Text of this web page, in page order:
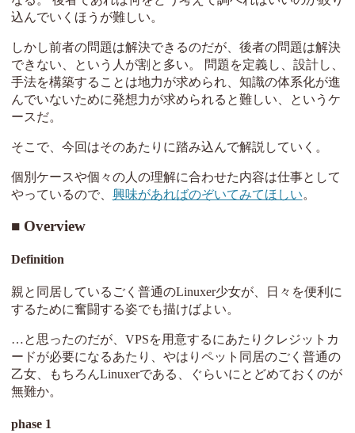
込んでいくほうが難しい。
しかし前者の問題は解決できるのだが、後者の問題は解決
できない、という人が割と多い。 問題を定義し、設計し、
手法を構築することは地力が求められ、知識の体系化が進
んでいないために発想力が求められると難しい、というケ
ースだ。
そこで、今回はそのあたりに踏み込んで解説していく。
個別ケースや個々の人の理解に合わせた内容は仕事として
やっているので、 興味があればのぞいてみてほしい。
Overview
Definition
親と同居しているごく普通のLinuxer少女が、日々を便利に
するために奮闘する姿でも描けばよい。
…と思ったのだが、VPSを用意するにあたりクレジットカ
ードが必要になるあたり、やはりペット同居のごく普通の
乙女、もちろんLinuxerである、ぐらいにとどめておくのが
無難か。
phase 1